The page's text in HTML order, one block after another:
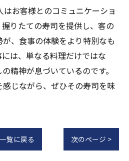
はお客様とのコミュニケーショ
りたての寿司を提供し、客の
、食事の体験をより特別なも
は、単なる料理だけではな
精神が息づいているのです。
じながら、ぜひその寿司を味
一覧に戻る 次のページ >